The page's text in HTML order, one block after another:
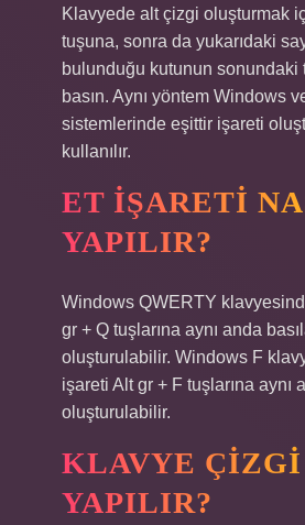
Klavyede alt çizgi oluşturmak
tuşuna, sonra da yukarıdaki
bulunduğu kutunun sonundaki
basın. Aynı yöntem Windows
sistemlerinde eşittir işareti
kullanılır.
ET IŞARETI
YAPILIR?
Windows QWERTY
gr + Q tuşlarına aynı anda
oluşturulabilir. Windows F
işareti Alt gr + F tuşlarına aynı
oluşturulabilir.
KLAVYE
YAPILIR?